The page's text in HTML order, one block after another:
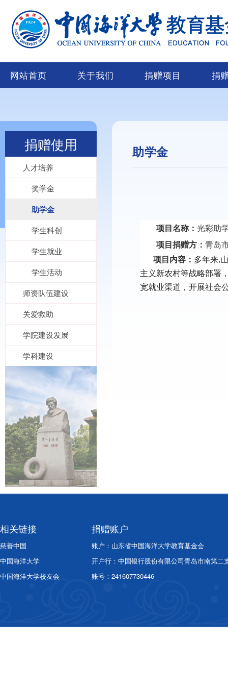
网站首页 关于我们 捐赠项目 捐
捐赠使用
人才培养
奖学金
助学金
学生科创
学生就业
学生活动
师资队伍建设
关爱救助
学院建设发展
学科建设
助学金
项目名称： 光彩助
项目捐赠方： 青岛
项目内容： 多年来,
主义新农村等战略部署
宽就业渠道，开展社会
相关链接
慈善中国
中国海洋大学
中国海洋大学校友会
捐赠账户
账户：山东省中国海洋大学教育基金会
开户行：中国银行股份有限公司青岛市南第二
账号：241607730446